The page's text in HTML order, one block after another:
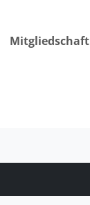
Mitgliedschaft